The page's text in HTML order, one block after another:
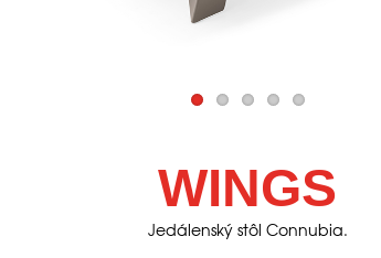
WINGS
Jedálenský stôl Connubia.